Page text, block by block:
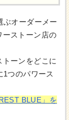
ぶオーダーメー
ーストーン店の
ーンをどこに
つのパワース
BLUE」を